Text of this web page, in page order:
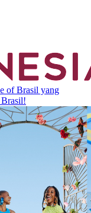
of Brasil yang